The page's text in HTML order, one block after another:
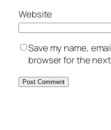
Website
Save my name,
browser for the